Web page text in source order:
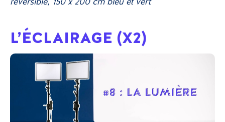
réversible, 150 x 200 cm bleu et vert
L’ÉCLAIRAGE (X2)